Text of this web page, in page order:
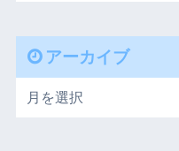
アーカイブ